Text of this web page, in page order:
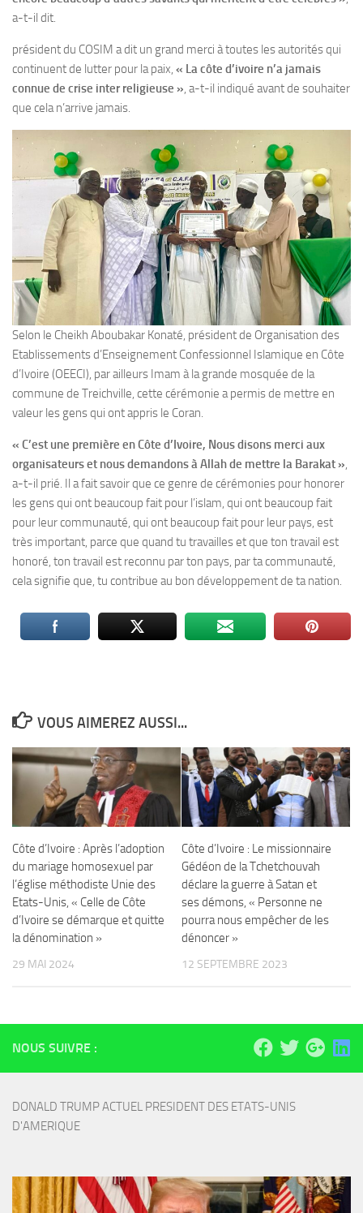
a-t-il dit.
président du COSIM a dit un grand merci à toutes les autorités qui
continuent de lutter pour la paix, « La côte d’ivoire n’a jamais
connue de crise inter religieuse » , a-t-il indiqué avant de souhaiter
que cela n’arrive jamais.
Selon le Cheikh Aboubakar Konaté, président de Organisation des
Etablissements d’Enseignement Confessionnel Islamique en Côte
d’Ivoire (OEECI), par ailleurs Imam à la grande mosquée de la
commune de Treichville, cette cérémonie a permis de mettre en
valeur les gens qui ont appris le Coran.
« C’est une première en Côte d’Ivoire, Nous disons merci aux
organisateurs et nous demandons à Allah de mettre la Barakat »,
a-t-il prié. Il a fait savoir que ce genre de cérémonies pour honorer
les gens qui ont beaucoup fait pour l’islam, qui ont beaucoup fait
pour leur communauté, qui ont beaucoup fait pour leur pays, est
très important, parce que quand tu travailles et que ton travail est
honoré, ton travail est reconnu par ton pays, par ta communauté,
cela signifie que, tu contribue au bon développement de ta nation.
VOUS AIMEREZ AUSSI...
Côte d’Ivoire : Après l’adoption
du mariage homosexuel par
l’église méthodiste Unie des
Etats-Unis, « Celle de Côte
d’Ivoire se démarque et quitte
la dénomination »
29 MAI 2024
Côte d’Ivoire : Le missionnaire
Gédéon de la Tchetchouvah
déclare la guerre à Satan et
ses démons, « Personne ne
pourra nous empêcher de les
dénoncer »
12 SEPTEMBRE 2023
NOUS SUIVRE :
DONALD TRUMP ACTUEL PRESIDENT DES ETATS-UNIS
D'AMERIQUE